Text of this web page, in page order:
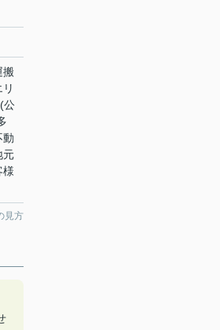
搬
公
動
元
様
見方